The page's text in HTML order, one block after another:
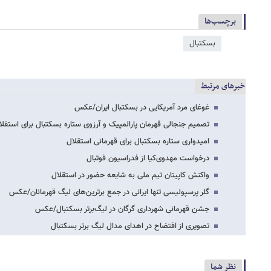
برچسب‌ها
بسکتبال
خبرهای مرتبط
غوغای مرد آمریکایی در بسکتبال ایران/عکس
تصمیم جنجالی قهرمان پارالمپیک و آرزوی ستاره بسکتبال برای
امیدواری ستاره بسکتبال برای قهرمانی استقلال
درخواست مهدوی‌کیا از فدراسیون فوتبال
واکنش کاپیتان تیم ملی به شایعه حضور در استقلال
گلر پرسپولیسی تنها ایرانی در جمع برترین‌های لیگ قهرمانان/عکس
جشن قهرمانی شهرداری گرگان در لیگ‌برتر بسکتبال/عکس
تصویری از افتضاح در اهدای مدال لیگ برتر بسکتبال
نظر شما